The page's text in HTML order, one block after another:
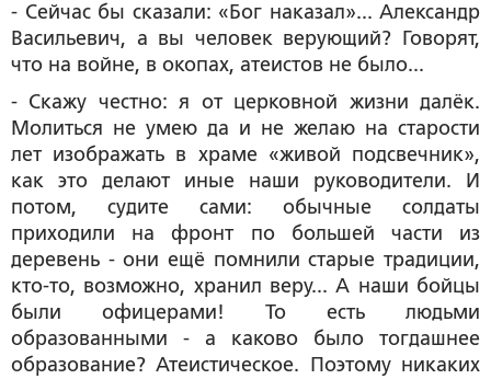
- Сейчас бы сказали: «Бог наказал»... Александр
Васильевич, а вы человек верующий? Говорят,
что на войне, в окопах, атеистов не было...
- Скажу честно: я от церковной жизни далёк.
Молиться не умею да и не желаю на старости
лет изображать в храме «живой подсвечник»,
как это делают иные наши руководители. И
потом, судите сами: обычные солдаты
приходили на фронт по большей части из
деревень - они ещё помнили старые традиции,
кто-то, возможно, хранил веру... А наши бойцы
были офицерами! То есть людьми
образованными - а каково было тогдашнее
образование? Атеистическое. Поэтому никаких